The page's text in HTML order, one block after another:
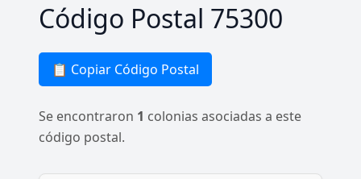
Código Postal 75300
📋 Copiar Código Postal
Se encontraron 1 colonias asociadas a este
código postal.